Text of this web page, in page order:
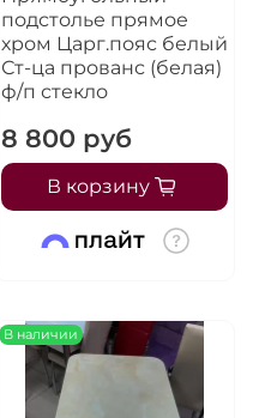
подстолье прямое
хром Царг.пояс белый
Ст-ца прованс (белая)
ф/п стекло
8 800 руб
В корзину
В наличии